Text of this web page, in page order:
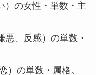
）の女性・単数・主
、反感）の単数・
の単数・属格。